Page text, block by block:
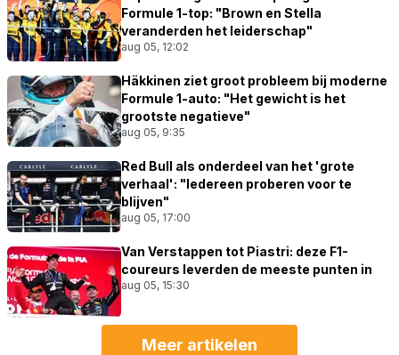
Formule 1-top: "Brown en Stella
veranderden het leiderschap"
aug 05, 12:02
Häkkinen ziet groot probleem bij moderne
Formule 1-auto: "Het gewicht is het
grootste negatieve"
aug 05, 9:35
Red Bull als onderdeel van het 'grote
verhaal': "Iedereen proberen voor te
blijven"
aug 05, 17:00
Van Verstappen tot Piastri: deze F1-
coureurs leverden de meeste punten in
aug 05, 15:30
Meer artikelen